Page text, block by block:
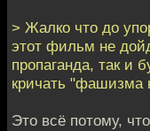
> Жалко что до
этот фильм не
пропаганда, так и
кричать "фашизма
Это всё потому,